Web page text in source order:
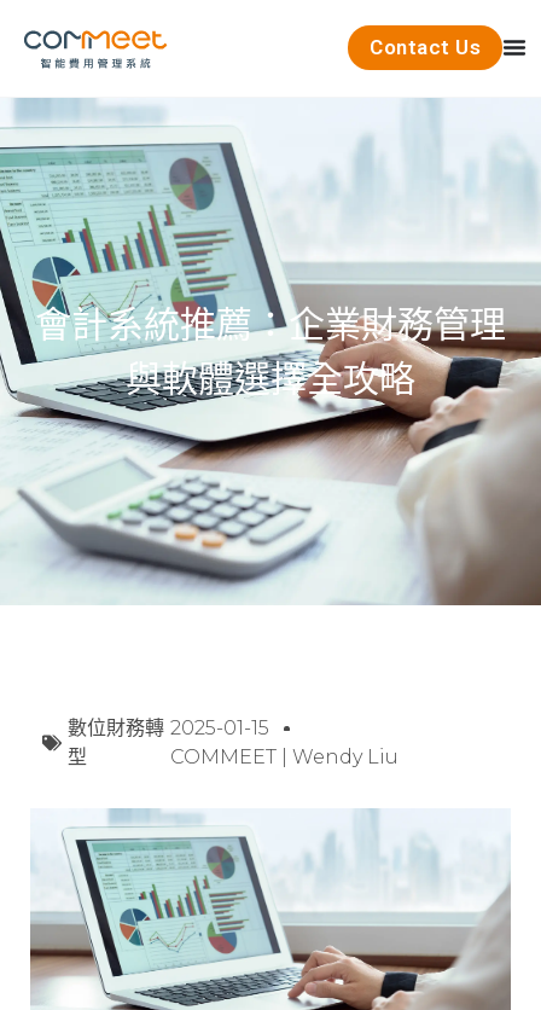
Contact Us
會計系統推薦：企業財務管理
與軟體選擇全攻略
數位財務轉
型
2025-01-15
COMMEET | Wendy Liu